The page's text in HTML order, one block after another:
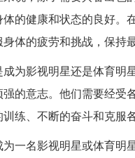
的健康和状态的良好。
体的疲劳和挑战，保持
为影视明星还是体育明
的意志。他们需要经受
练、不断的奋斗和克服
一名影视明星或体育明